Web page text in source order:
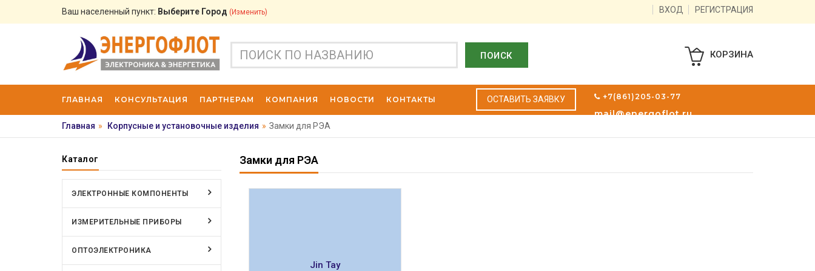
Ваш населенный пункт: Выберите Город (изменить) ВХОД РЕГИСТРАЦИЯ
ПОИСК КОРЗИНА
ГЛАВНАЯ КОНСУЛЬТАЦИЯ ПАРТНЕРАМ КОМПАНИЯ НОВОСТИ КОНТАКТЫ ОСТАВИТЬ ЗАЯВКУ +7(861)205-03-77
mail@energoflot.ru
Главная » Корпусные и установочные изделия » Замки для РЭА
Замки для РЭА
Jin Tay
Каталог
ЭЛЕКТРОННЫЕ КОМПОНЕНТЫ
ИЗМЕРИТЕЛЬНЫЕ ПРИБОРЫ
ОПТОЭЛЕКТРОНИКА